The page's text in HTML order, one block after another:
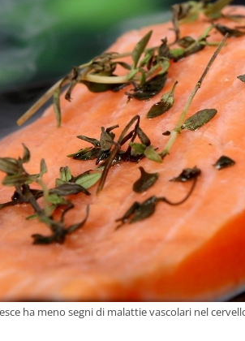
ha meno segni di malattie vascolari nel